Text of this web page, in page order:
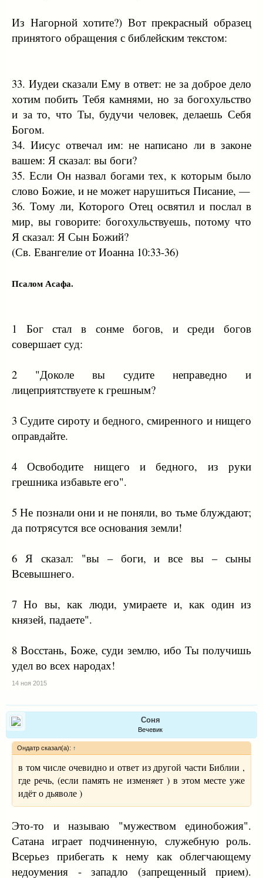
Из Нагорной хотите?) Вот прекрасный образец
принятого обращения с библейским текстом:
33. Иудеи сказали Ему в ответ: не за доброе дело
хотим побить Тебя камнями, но за богохульство
и за то, что Ты, будучи человек, делаешь Себя
Богом.
34. Иисус отвечал им: не написано ли в законе
вашем: Я сказал: вы боги?
35. Если Он назвал богами тех, к которым было
слово Божие, и не может нарушиться Писание, —
36. Тому ли, Которого Отец освятил и послал в
мир, вы говорите: богохульствуешь, потому что
Я сказал: Я Сын Божий?
(Св. Евангелие от Иоанна 10:33-36)
Псалом Асафа.
1 Бог стал в сонме богов, и среди богов
совершает суд:
2 "Доколе вы судите неправедно и
лицеприятствуете к грешным?
3 Судите сироту и бедного, смиренного и нищего
оправдайте.
4 Освободите нищего и бедного, из руки
грешника избавьте его".
5 Не познали они и не поняли, во тьме блуждают;
да потрясутся все основания земли!
6 Я сказал: "вы – боги, и все вы – сыны
Всевышнего.
7 Но вы, как люди, умираете и, как один из
князей, падаете".
8 Восстань, Боже, суди землю, ибо Ты получишь
удел во всех народах!
14 ноя 2015
Соня
Вечевик
Ондатр сказал(а): ↑
в том числе очевидно и ответ из другой части Библии ,
где речь, (если память не изменяет ) в этом месте уже
идёт о дьяволе )
Это-то и называю "мужеством единобожия".
Сатана играет подчиненную, служебную роль.
Всерьез прибегать к нему как облегчающему
недоумения - западло (запрещенный прием).